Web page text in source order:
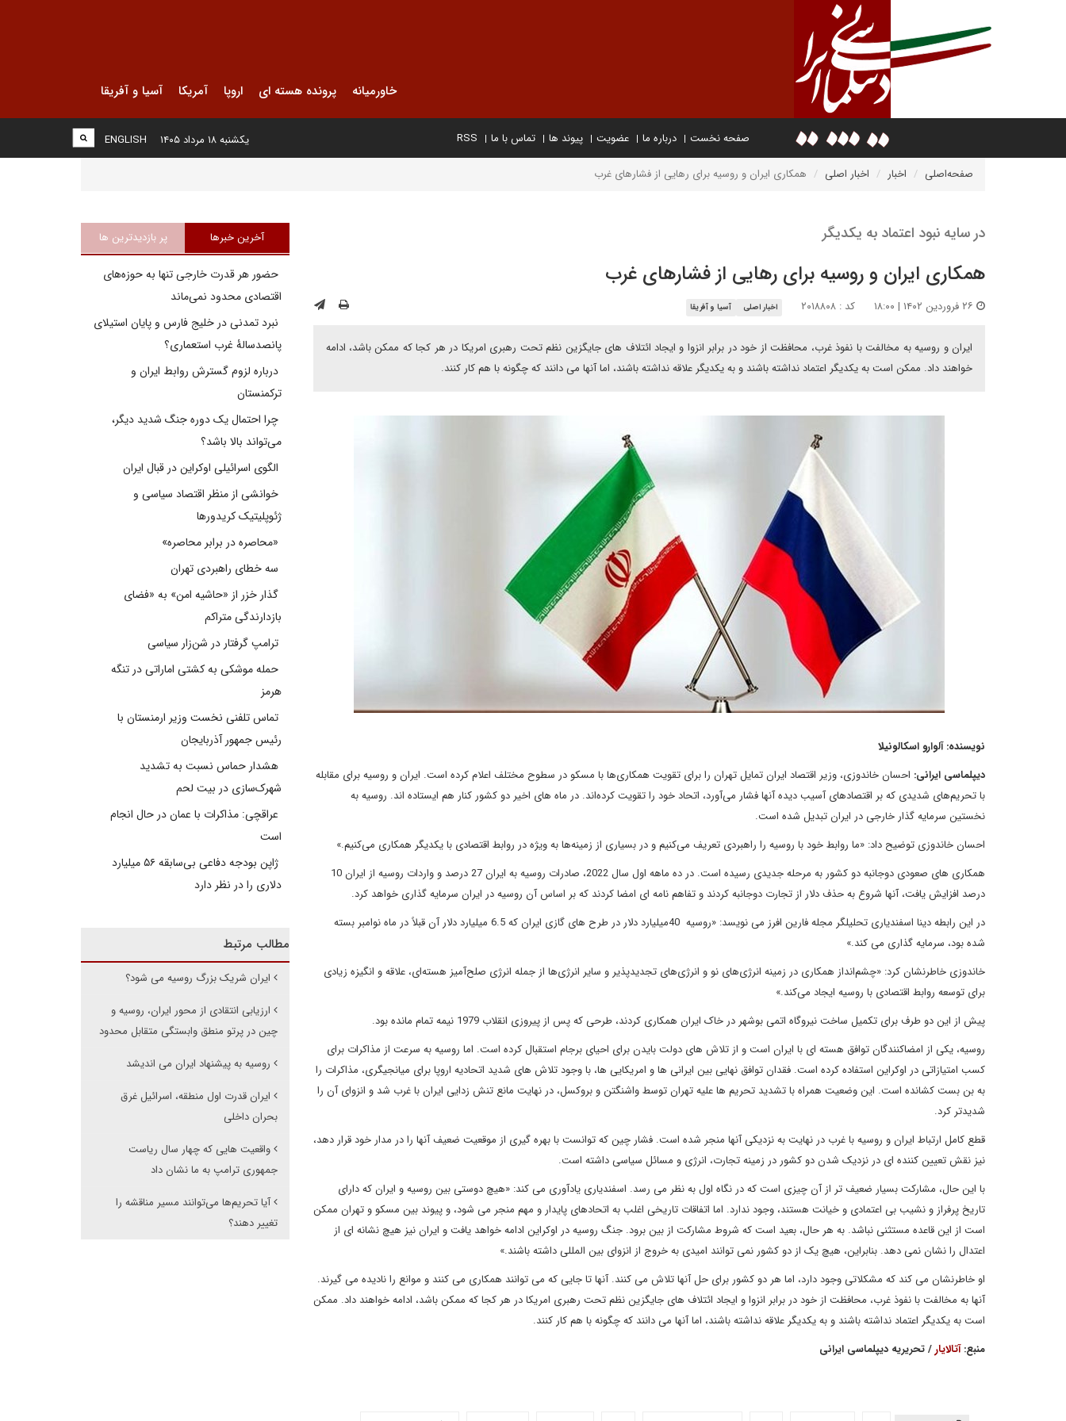
خاورمیانه پرونده هسته ای اروپا آمریکا آسیا و آفریقا
صفحه نخست درباره ما عضویت پیوند ها تماس با ما RSS
ENGLISH یکشنبه ۱۸ مرداد ۱۴۰۵
صفحه‌اصلی اخبار اخبار اصلی همکاری ایران و روسیه برای رهایی از فشارهای غرب
در سایه نبود اعتماد به یکدیگر
همکاری ایران و روسیه برای رهایی از فشارهای غرب
کد : ۲۰۱۸۸۰۸ اخبار اصلی آسیا و آفریقا
ایران و روسیه به مخالفت با نفوذ غرب، محافظت از خود در برابر انزوا و ایجاد ائتلاف های جایگزین نظم تحت رهبری امریکا در هر کجا که ممکن باشد، ادامه
خواهند داد. ممکن است به یکدیگر اعتماد نداشته باشند و به یکدیگر علاقه نداشته باشند، اما آنها می دانند که چگونه با هم کار کنند.
نویسنده: آلوارو اسکالونیلا
دیپلماسی ایرانی: احسان خاندوزی، وزیر اقتصاد ایران تمایل تهران را برای تقویت همکاری‌ها با مسکو در سطوح مختلف اعلام کرده است. ایران و روسیه برای مقابله
با تحریم‌های شدیدی که بر اقتصادهای آسیب دیده آنها فشار می‌آورد، اتحاد خود را تقویت کرده‌اند. در ماه های اخیر دو کشور کنار هم ایستاده اند. روسیه به
نخستین سرمایه گذار خارجی در ایران تبدیل شده است.
احسان خاندوزی توضیح داد: «ما روابط خود با روسیه را راهبردی تعریف می‌کنیم و در بسیاری از زمینه‌ها به ویژه در روابط اقتصادی با یکدیگر همکاری می‌کنیم.»
همکاری های صعودی دوجانبه دو کشور به مرحله جدیدی رسیده است. در ده ماهه اول سال 2022، صادرات روسیه به ایران 27 درصد و واردات روسیه از ایران 10
درصد افزایش یافت، آنها شروع به حذف دلار از تجارت دوجانبه کردند و تفاهم نامه ای امضا کردند که بر اساس آن روسیه در ایران سرمایه گذاری خواهد کرد.
در این رابطه دینا اسفندیاری تحلیلگر مجله فارین افرز می نویسد: «روسیه 40میلیارد دلار در طرح های گازی ایران که 6.5 میلیارد دلار آن قبلاً در ماه نوامبر بسته
شده بود، سرمایه گذاری می کند.»
خاندوزی خاطرنشان کرد: «چشم‌انداز همکاری در زمینه انرژی‌های نو و انرژی‌های تجدیدپذیر و سایر انرژی‌ها از جمله انرژی صلح‌آمیز هسته‌ای، علاقه و انگیزه زیادی
برای توسعه روابط اقتصادی با روسیه ایجاد می‌کند.»
پیش از این دو طرف برای تکمیل ساخت نیروگاه اتمی بوشهر در خاک ایران همکاری کردند، طرحی که پس از پیروزی انقلاب 1979 نیمه تمام مانده بود.
روسیه، یکی از امضاکنندگان توافق هسته ای با ایران است و از تلاش های دولت بایدن برای احیای برجام استقبال کرده است. اما روسیه به سرعت از مذاکرات برای
کسب امتیازاتی در اوکراین استفاده کرده است. فقدان توافق نهایی بین ایرانی ها و امریکایی ها، با وجود تلاش های شدید اتحادیه اروپا برای میانجیگری، مذاکرات را
به بن بست کشانده است. این وضعیت همراه با تشدید تحریم ها علیه تهران توسط واشنگتن و بروکسل، در نهایت مانع تنش زدایی ایران با غرب شد و انزوای آن را
شدیدتر کرد.
قطع کامل ارتباط ایران و روسیه با غرب در نهایت به نزدیکی آنها منجر شده است. فشار چین که توانست با بهره گیری از موقعیت ضعیف آنها را در مدار خود قرار دهد،
نیز نقش تعیین کننده ای در نزدیک شدن دو کشور در زمینه تجارت، انرژی و مسائل سیاسی داشته است.
با این حال، مشارکت بسیار ضعیف تر از آن چیزی است که در نگاه اول به نظر می رسد. اسفندیاری یادآوری می کند: «هیچ دوستی بین روسیه و ایران که دارای
تاریخ پرفراز و نشیب بی اعتمادی و خیانت هستند، وجود ندارد. اما اتفاقات تاریخی اغلب به اتحادهای پایدار و مهم منجر می شود، و پیوند بین مسکو و تهران ممکن
است از این قاعده مستثنی نباشد. به هر حال، بعید است که شروط مشارکت از بین برود. جنگ روسیه در اوکراین ادامه خواهد یافت و ایران نیز هیچ نشانه ای از
اعتدال را نشان نمی دهد. بنابراین، هیچ یک از دو کشور نمی توانند امیدی به خروج از انزوای بین المللی داشته باشند.»
او خاطرنشان می کند که مشکلاتی وجود دارد، اما هر دو کشور برای حل آنها تلاش می کنند. آنها تا جایی که می توانند همکاری می کنند و موانع را نادیده می گیرند.
آنها به مخالفت با نفوذ غرب، محافظت از خود در برابر انزوا و ایجاد ائتلاف های جایگزین نظم تحت رهبری امریکا در هر کجا که ممکن باشد، ادامه خواهند داد. ممکن
است به یکدیگر اعتماد نداشته باشند و به یکدیگر علاقه نداشته باشند، اما آنها می دانند که چگونه با هم کار کنند.
منبع:آتالایار/ تحریریه دیپلماسی ایرانی
آخرین خبرها پر بازدیدترین ها
حضور هر قدرت خارجی تنها به حوزه‌های
اقتصادی محدود نمی‌ماند
نبرد تمدنی در خلیج فارس و پایان استیلای
پانصدسالۀ غرب استعماری؟
درباره لزوم گسترش روابط ایران و
ترکمنستان
چرا احتمال یک دوره جنگ شدید دیگر،
می‌تواند بالا باشد؟
الگوی اسرائیلی اوکراین در قبال ایران
خوانشی از منظر اقتصاد سیاسی و
ژئوپلیتیک کریدورها
«محاصره در برابر محاصره»
سه خطای راهبردی تهران
گذار خزر از «حاشیه امن» به «فضای
بازدارندگی متراکم
ترامپ گرفتار در شن‌زار سیاسی
حمله موشکی به کشتی اماراتی در تنگه
هرمز
تماس تلفنی نخست وزیر ارمنستان با
رئیس جمهور آذربایجان
هشدار حماس نسبت به تشدید
شهرک‌سازی در بیت‌ لحم
عراقچی: مذاکرات با عمان در حال انجام
است
ژاپن بودجه دفاعی بی‌سابقه ۵۶ میلیارد
دلاری را در نظر دارد
مطالب مرتبط
ایران شریک بزرگ روسیه می شود؟
ارزیابی انتقادی از محور ایران، روسیه و
چین در پرتو منطق وابستگی متقابل محدود
روسیه به پیشنهاد ایران می اندیشد
ایران قدرت اول منطقه، اسرائیل غرق
بحران داخلی
واقعیت هایی که چهار سال ریاست
جمهوری ترامپ به ما نشان داد
آیا تحریم‌ها می‌توانند مسیر مناقشه را
تغییر دهند؟